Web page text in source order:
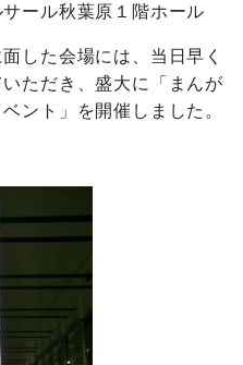
ール秋葉原１階ホール
した会場には、当日早く
ただき、盛大に「まんが
ント」を開催しました。